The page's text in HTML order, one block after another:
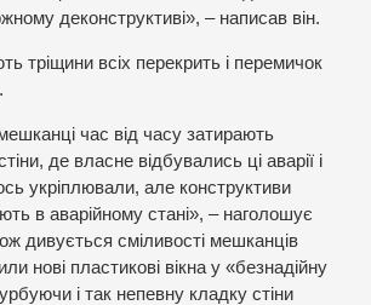
деконструктиві», – написав він.
тріщини всіх перекрить і перемичок
час від часу затирають
де власне відбувались ці аварії і
укріплювали, але конструктиви
в аварійному стані», – наголошує
дивується сміливості мешканців
нові пластикові вікна у «безнадійну
і так непевну кладку стіни